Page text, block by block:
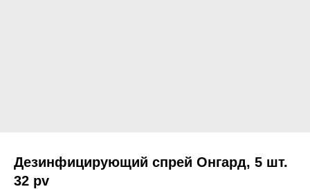
Дезинфицирующий спрей Онгард, 5 шт.
32 pv